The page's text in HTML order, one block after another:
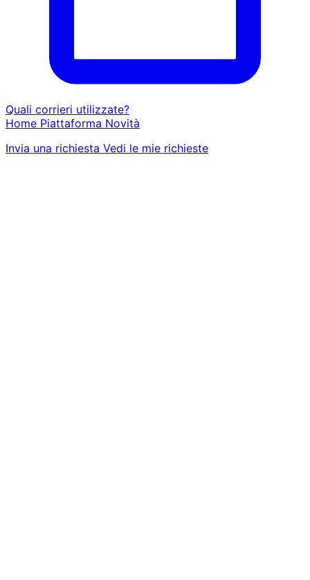
Quali corrieri utilizzate?
Home Piattaforma Novità
Invia una richiesta Vedi le mie richieste